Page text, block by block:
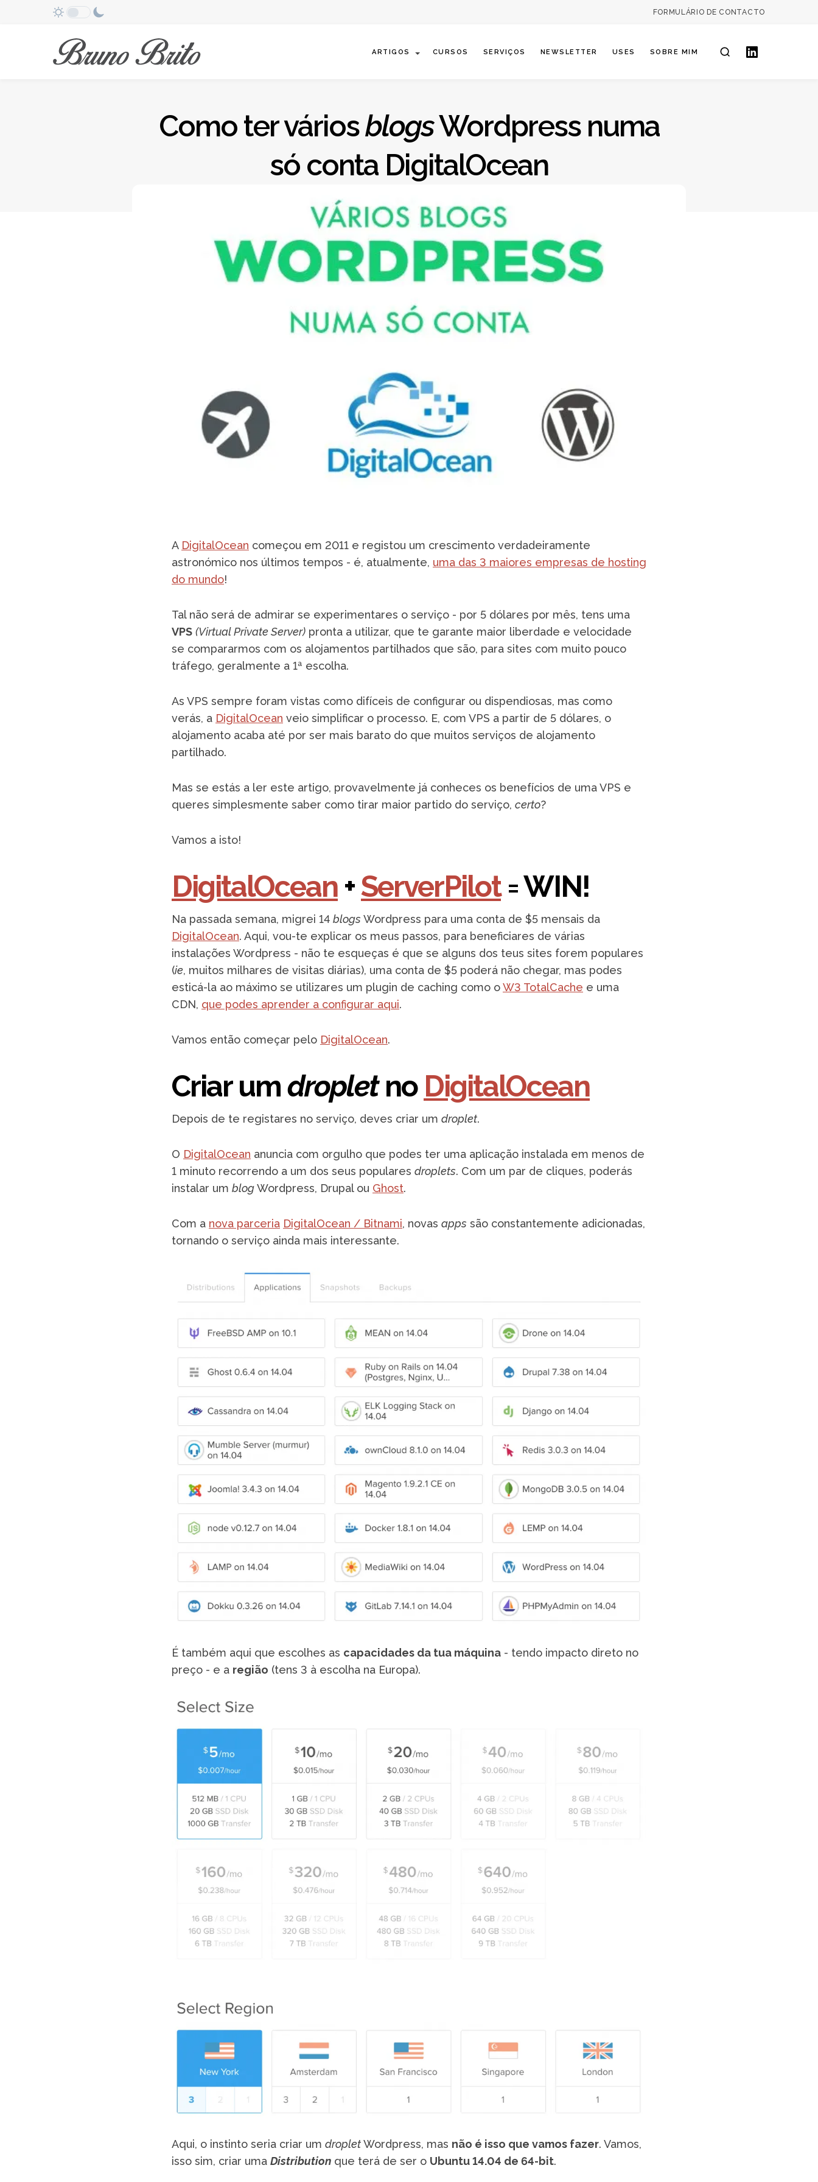
FORMULÁRIO DE CONTACTO
ARTIGOS Abrir categorias de artigos
CURSOS SERVIÇOS NEWSLETTER USES SOBRE MIM
Como ter váriosblogsWordpress numa
só conta DigitalOcean
A DigitalOcean começou em 2011 e registou um crescimento verdadeiramente
astronómico nos últimos tempos - é, atualmente, uma das 3 maiores empresas de hosting
do mundo!
Tal não será de admirar se experimentares o serviço - por 5 dólares por mês, tens uma
VPS (Virtual Private Server) pronta a utilizar, que te garante maior liberdade e velocidade
se compararmos com os alojamentos partilhados que são, para sites com muito pouco
tráfego, geralmente a 1ª escolha.
As VPS sempre foram vistas como difíceis de configurar ou dispendiosas, mas como
verás, a DigitalOcean veio simplificar o processo. E, com VPS a partir de 5 dólares, o
alojamento acaba até por ser mais barato do que muitos serviços de alojamento
partilhado.
Mas se estás a ler este artigo, provavelmente já conheces os benefícios de uma VPS e
queres simplesmente saber como tirar maior partido do serviço, certo?
Vamos a isto!
DigitalOcean +ServerPilot= WIN!
Na passada semana, migrei 14 blogs Wordpress para uma conta de $5 mensais da
DigitalOcean. Aqui, vou-te explicar os meus passos, para beneficiares de várias
instalações Wordpress - não te esqueças é que se alguns dos teus sites forem populares
(ie, muitos milhares de visitas diárias), uma conta de $5 poderá não chegar, mas podes
esticá-la ao máximo se utilizares um plugin de caching como oW3 TotalCache e uma
CDN, que podes aprender a configurar aqui.
Vamos então começar pelo DigitalOcean.
Criar umdropletno DigitalOcean
Depois de te registares no serviço, deves criar um droplet.
O DigitalOcean anuncia com orgulho que podes ter uma aplicação instalada em menos de
1 minuto recorrendo a um dos seus populares droplets. Com um par de cliques, poderás
instalar um blogWordpress, Drupal ou Ghost.
Com a nova parceria DigitalOcean / Bitnami, novas apps são constantemente adicionadas,
tornando o serviço ainda mais interessante.
É também aqui que escolhes as capacidades da tua máquina - tendo impacto direto no
preço - e a região (tens 3 à escolha na Europa).
Aqui, o instinto seria criar um dropletWordpress, mas não é isso que vamos fazer. Vamos,
isso sim, criar uma Distribution que terá de ser o Ubuntu 14.04 de 64-bit.